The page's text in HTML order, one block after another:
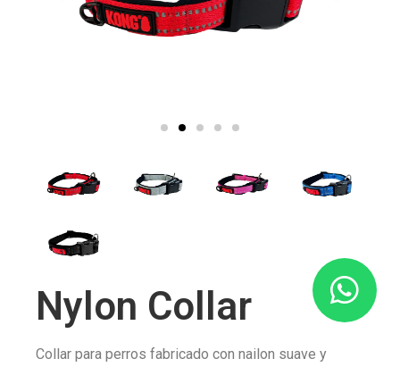
Nylon Collar
Collar para perros fabricado con nailon suave y